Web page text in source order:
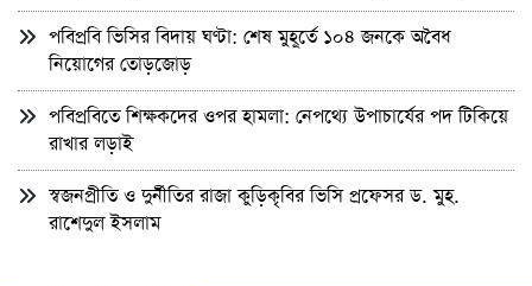
পবিপ্রবি ভিসির বিদায় ঘণ্টা: শেষ মুহূর্তে ১০৪ জনকে অবৈধ
নিয়োগের তোড়জোড়
পবিপ্রবিতে শিক্ষকদের ওপর হামলা: নেপথ্যে উপাচার্যের পদ টিকিয়ে
রাখার লড়াই
স্বজনপ্রীতি ও দুর্নীতির রাজা কুড়িকৃবির ভিসি প্রফেসর ড. মুহ.
রাশেদুল ইসলাম